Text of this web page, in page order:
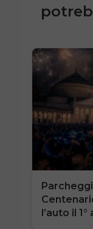
l’auto il